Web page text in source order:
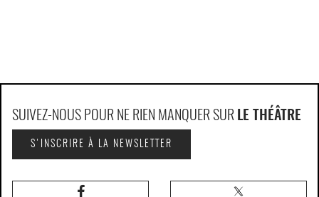
SUIVEZ-NOUS POUR NE RIEN MANQUER SUR LE THÉÂTRE
S'INSCRIRE À LA NEWSLETTER